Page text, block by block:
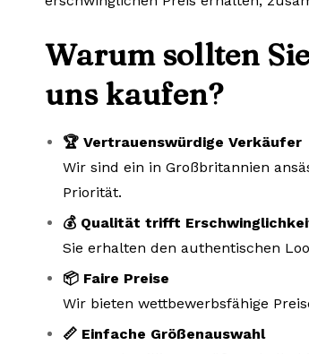
Warum sollten
uns kaufen?
🏆 Vertrauenswürdige Verkäufer
Wir sind ein in Großbritannien
Priorität.
💰 Qualität trifft
Sie erhalten den authentischen
📦 Faire Preise
Wir bieten wettbewerbsfähige
📏 Einfache Größenauswahl